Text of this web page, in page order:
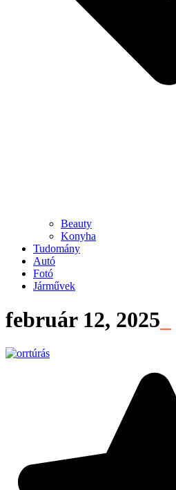
Beauty
Konyha
Tudomány
Autó
Fotó
Járművek
február 12, 2025